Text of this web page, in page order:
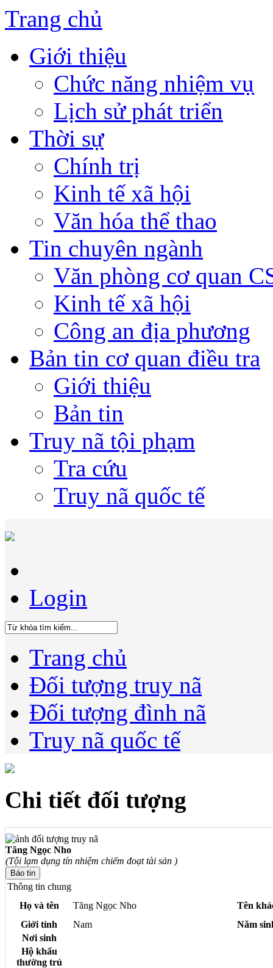
Trang chủ
Giới thiệu
Chức năng nhiệm vụ
Lịch sử phát triển
Thời sự
Chính trị
Kinh tế xã hội
Văn hóa thể thao
Tin chuyên ngành
Văn phòng cơ quan
Kinh tế xã hội
Công an địa phương
Bản tin cơ quan điều tra
Giới thiệu
Bản tin
Truy nã tội phạm
Tra cứu
Truy nã quốc tế
Login
Trang chủ
Đối tượng truy nã
Đối tượng đình nã
Truy nã quốc tế
Chi tiết đối tượng
Tăng Ngọc Nho
(Tội lạm dụng tín nhiệm chiếm đoạt tài sản )
Thông tin chung
Họ và tên
Tăng Ngọc Nho
Tên
Giới tính
Nam
Năm
Nơi sinh
Hộ khẩu
thường trú